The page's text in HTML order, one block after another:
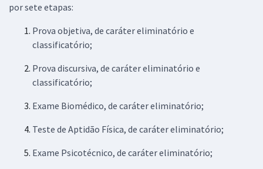
por sete etapas:
Prova objetiva, de caráter eliminatório e
classificatório;
Prova discursiva, de caráter eliminatório e
classificatório;
Exame Biomédico, de caráter eliminatório;
Teste de Aptidão Física, de caráter eliminatório;
Exame Psicotécnico, de caráter eliminatório;